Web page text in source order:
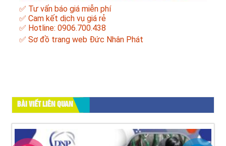
✅ Tư vấn báo giá miễn phí
✅ Cam kết dịch vụ giá rẻ
✅ Hotline: 0906.700.438
✅ Sơ đồ trang web Đức Nhân Phát
BÀI VIẾT LIÊN QUAN